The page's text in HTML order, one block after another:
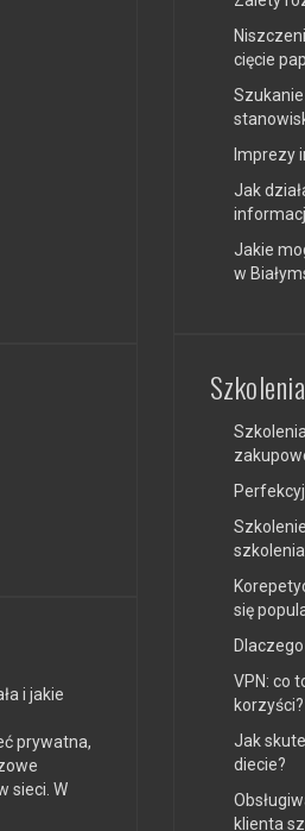
i jakie
prywatna,
sieci. W
cięcie
Imprezy
Jak
Jakie
w
Szkolenia
się
VPN: co
korzyści?
Jak
diecie?
klienta